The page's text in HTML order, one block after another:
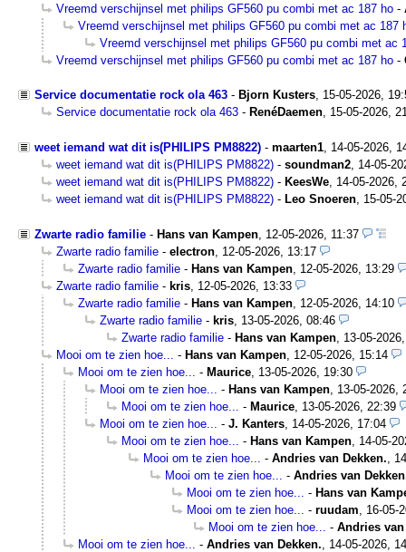
Vreemd verschijnsel met philips GF560 pu combi met ac 187 ho -
Vreemd verschijnsel met philips GF560 pu combi met ac 187
Vreemd verschijnsel met philips GF560 pu combi met ac
Vreemd verschijnsel met philips GF560 pu combi met ac 187 ho -
Service documentatie rock ola 463 - Bjorn Kusters, 15-05-2026,
Service documentatie rock ola 463 - RenéDaemen, 15-05-2026,
weet iemand wat dit is(PHILIPS PM8822) - maarten1, 14-05-2026,
weet iemand wat dit is(PHILIPS PM8822) - soundman2, 14-05-
weet iemand wat dit is(PHILIPS PM8822) - KeesWe, 14-05-2026,
weet iemand wat dit is(PHILIPS PM8822) - Leo Snoeren, 15-05-
Zwarte radio familie - Hans van Kampen 12-05-2026, 11:37
Zwarte radio familie - electron 12-05-2026, 13:17
Zwarte radio familie - Hans van Kampen 12-05-2026, 13:29
Zwarte radio familie - kris 12-05-2026, 13:33
Zwarte radio familie - Hans van Kampen 12-05-2026, 14:10
Zwarte radio familie - kris 13-05-2026, 08:46
Zwarte radio familie - Hans van Kampen 13-05-
Mooi om te zien hoe...
- Hans van Kampen 12-05-2026, 15:14
Mooi om te zien hoe...
- Maurice 13-05-2026, 19:30
Mooi om te zien hoe...
- Hans van Kampen 13-05-2026,
Mooi om te zien hoe...
- Maurice 13-05-2026, 22:39
Mooi om te zien hoe...
- J. Kanters 14-05-2026, 17:04
Mooi om te zien hoe...
- Hans van Kampen 14-05-
Mooi om te zien hoe...
- Andries van Dekken.
Mooi om te zien hoe...
- Andries van
Mooi om te zien hoe...
- Hans van
Mooi om te zien hoe...
- ruudam
16-05-
Mooi om te zien hoe...
- Andries
Mooi om te zien hoe...
- Andries van Dekken.
14-05-2026,